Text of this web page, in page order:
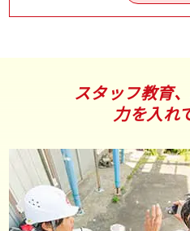
スタッフ教育
力を入れ